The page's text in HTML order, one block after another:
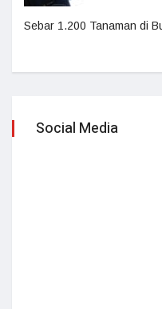
Sebar 1.200 Tanaman di
Social Media